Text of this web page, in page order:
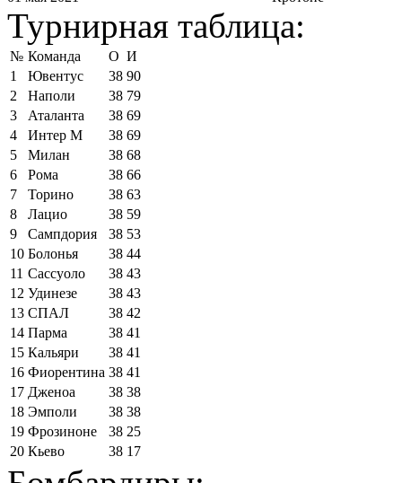
Турнирная таблица:
№ Команда О И
1
Ювентус 38 90
2
Наполи 38 79
3
Аталанта 38 69
4
Интер М 38 69
5
Милан 38 68
6
Рома 38 66
7
Торино 38 63
8
Лацио 38 59
9
Сампдория 38 53
10 Болонья 38 44
11 Сассуоло 38 43
12 Удинезе 38 43
13 СПАЛ 38 42
14 Парма 38 41
15 Кальяри 38 41
16 Фиорентина 38 41
17 Дженоа 38 38
18 Эмполи 38 38
19 Фрозиноне 38 25
20 Кьево 38 17